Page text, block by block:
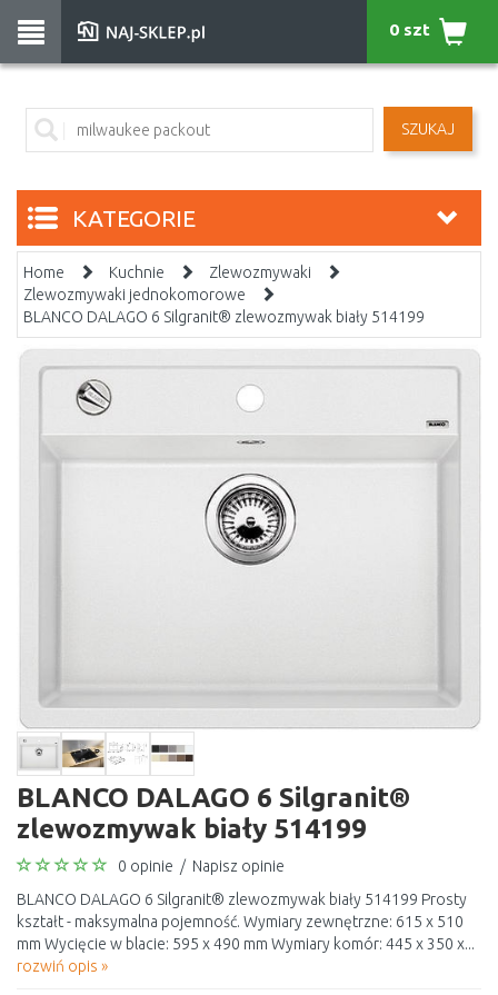
SZUKAJ
0 szt
KATEGORIE
Home Kuchnie
Zlewozmywaki
Zlewozmywaki jednokomorowe
BLANCO DALAGO 6 Silgranit® zlewozmywak biały 514199
BLANCO DALAGO 6 Silgranit®
zlewozmywak biały 514199
0 opinie / Napisz opinie
BLANCO DALAGO 6 Silgranit® zlewozmywak biały 514199 Prosty
kształt - maksymalna pojemność. Wymiary zewnętrzne: 615 x 510
mm Wycięcie w blacie: 595 x 490 mm Wymiary komór: 445 x 350 x...
rozwiń opis »